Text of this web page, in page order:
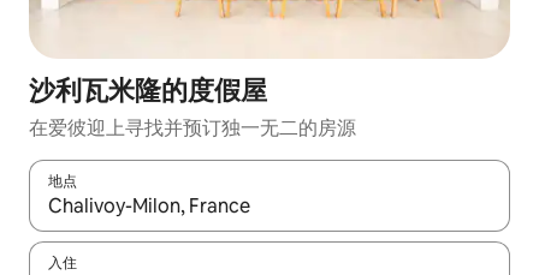
沙利瓦米隆的度假屋
在爱彼迎上寻找并预订独一无二的房源
地点
如有搜索结果，请使用上下方向键查看，或通过点击或滑动手势
入住